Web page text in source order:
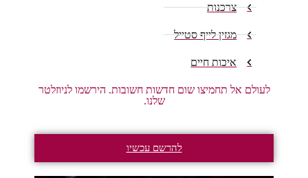
צרכנות
מגזין לייף סטייל
איכות חיים
לעולם אל תחמיצו שום חדשות חשובות. הירשמו לניוזלטר
שלנו.
להרשם עכשיו